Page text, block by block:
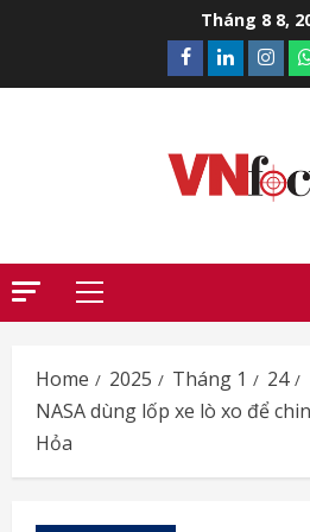
Tháng 8 8,
Facebook
Linkedin
Primary
Home 2025 Tháng 1
24
NASA dùng lốp xe lò xo để
Hỏa